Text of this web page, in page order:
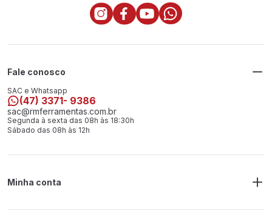
Fale conosco
SAC e Whatsapp
(47) 3371- 9386
sac@rmferramentas.com.br
Segunda à sexta das 08h às 18:30h
Sábado das 08h às 12h
Minha conta
Endereço de Entrega